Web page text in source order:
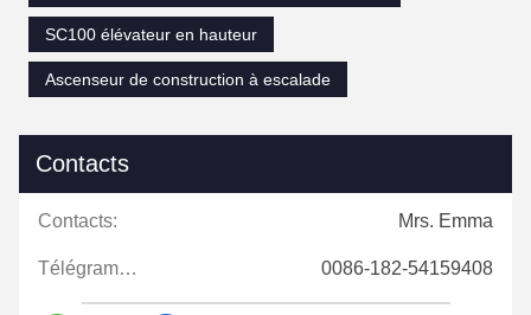
SC100 élévateur en hauteur
Ascenseur de construction à escalade
Contacts
Contacts: Mrs. Emma
Télégramme: 0086-182-54159408